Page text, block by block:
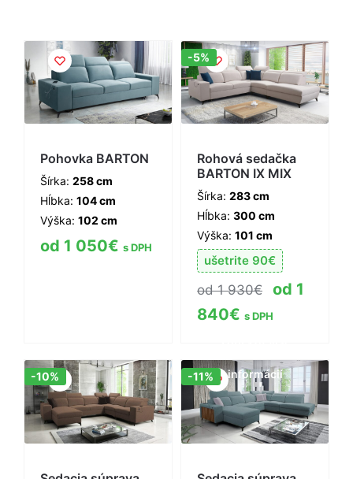
Pohovka BARTON
Šírka: 258 cm
Hĺbka: 104 cm
Výška: 102 cm
1 050€ s DPH
Zľava!
-5%
Rohová sedačka
BARTON IX MIX
Šírka: 283 cm
Hĺbka: 300 cm
Výška: 101 cm
ušetrite 90€
1 930€
1
840€ s DPH
informácií
Zľava!
-10% Zľava!
-11%